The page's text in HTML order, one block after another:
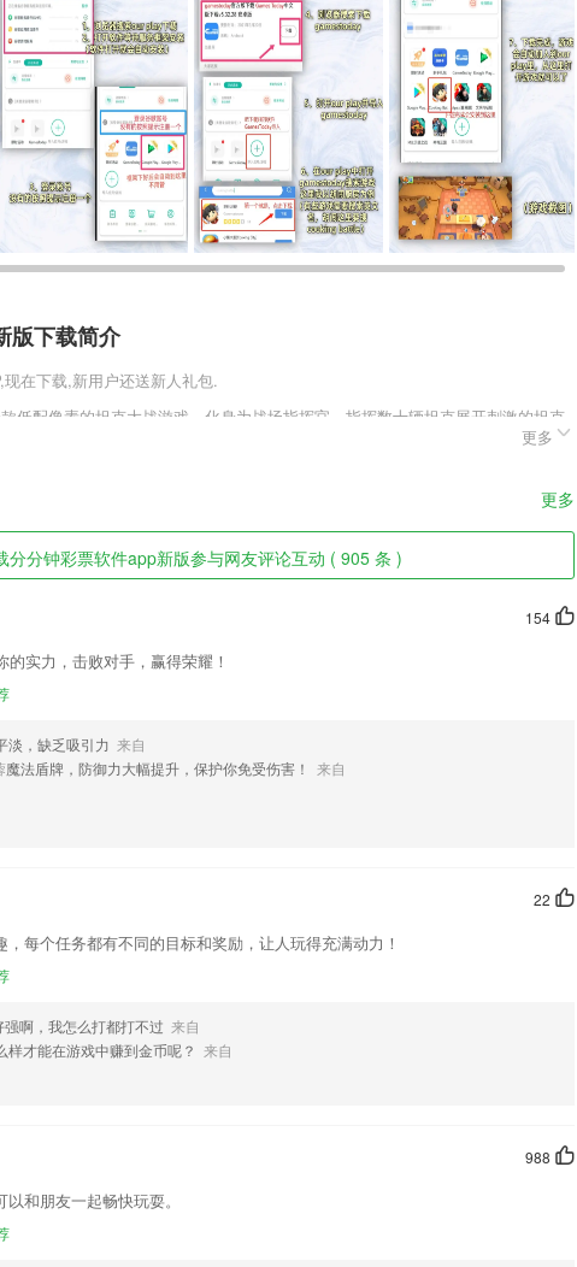
版下载简介
现在下载,新用户还送新人礼包.
低配像素的坦克大战游戏，化身为战场指挥官，指挥数十辆坦克展开刺激的坦克
对战地图，根据自己部队的情况来进行战略设定，使用炮火不断的攻击地方，摧毁
软件特色
色彩让2265用户找到自己的专属；
员的警告提醒，有针对性的进行重点检查；
录，培养自己自律的习惯；
版软件优势
方式为你提供，让你可以轻松刷题
一道题都会有非常详细的解析，复习超给力。
。问他作业的学习题库涵盖小学到高中每科目90%课后习题，作业答案搜索即得;
限次回放
版更新了什么?
》
知问题
更多
更多
分分钟彩票软件app新版参与网友评论互动 ( 905 条 )
154
实力，击败对手，赢得荣耀！
淡，缺乏吸引力 来自
魔法盾牌，防御力大幅提升，保护你免受伤害！
来自
22
每个任务都有不同的目标和奖励，让人玩得充满动力！
强啊，我怎么打都打不过 来自
样才能在游戏中赚到金币呢？ 来自
988
和朋友一起畅快玩耍。